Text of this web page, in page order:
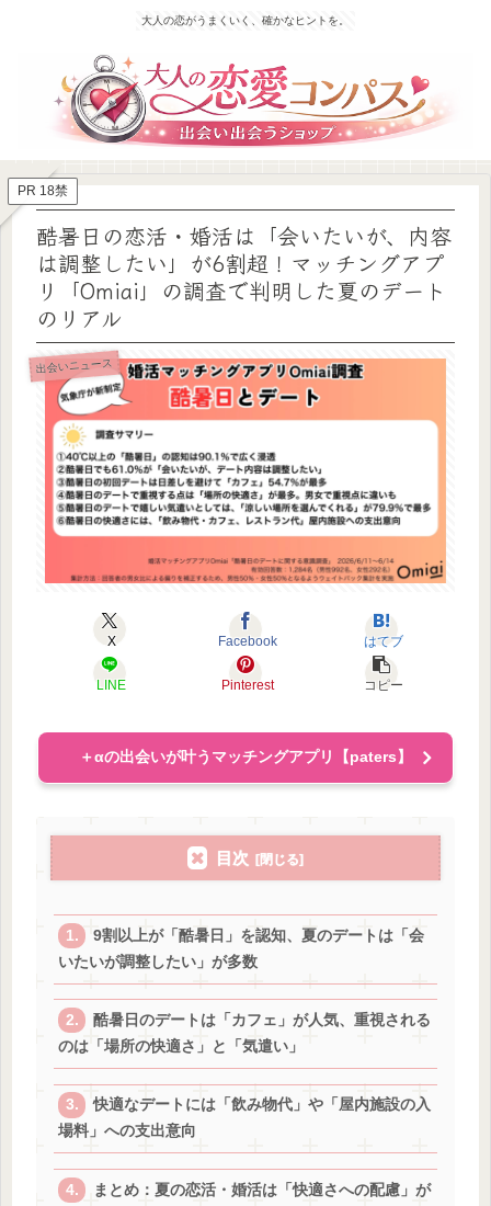
大人の恋がうまくいく、確かなヒントを。
PR 18禁
酷暑日の恋活・婚活は「会いたいが、内容
は調整したい」が6割超！マッチングアプ
リ「Omiai」の調査で判明した夏のデート
のリアル
出会いニュース
X Facebook はてブ
LINE Pinterest コピー
＋αの出会いが叶うマッチングアプリ【paters】
目次
9割以上が「酷暑日」を認知、夏のデートは「会
いたいが調整したい」が多数
酷暑日のデートは「カフェ」が人気、重視される
のは「場所の快適さ」と「気遣い」
快適なデートには「飲み物代」や「屋内施設の入
場料」への支出意向
まとめ：夏の恋活・婚活は「快適さへの配慮」が